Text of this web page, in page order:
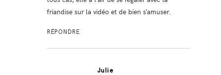
friandise sur la vidéo et de bien s’amuser.
RÉPONDRE
Julie